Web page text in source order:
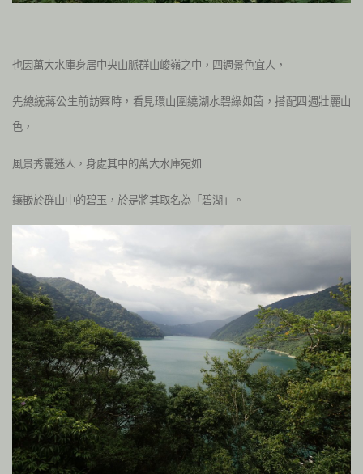
也因萬大水庫身居中央山脈群山峻嶺之中，四週景色宜人，
先總統蔣公生前訪察時，看見環山圍繞湖水碧綠如茵，搭配四週壯麗山
色 ，
風景秀麗迷人，身處其中的萬大水庫宛如
鑲嵌於群山中的碧玉，於是將其取名為「碧湖」。